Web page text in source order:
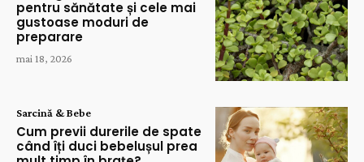
pentru sănătate și cele mai
gustoase moduri de
preparare
mai 18, 2026
Sarcină & Bebe
Cum previi durerile de spate
când îți duci bebelușul prea